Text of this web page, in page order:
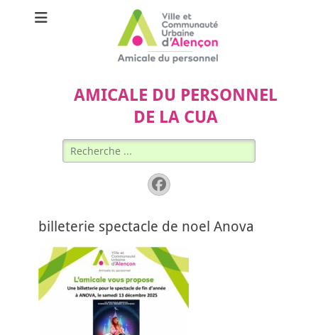
AMICALE DU PERSONNEL
DE LA CUA
Rechercher :
Facebook
billeterie spectacle de noel Anova